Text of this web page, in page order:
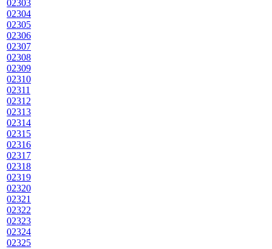
02303
02304
02305
02306
02307
02308
02309
02310
02311
02312
02313
02314
02315
02316
02317
02318
02319
02320
02321
02322
02323
02324
02325